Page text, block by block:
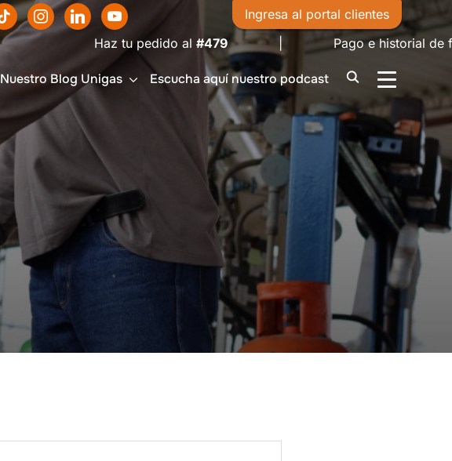
Ingresa al portal clientes
Haz tu pedido al#479| Pago e historial de
ALTERNAR
Nuestro Blog Unigas Escucha aquí nuestro podcast